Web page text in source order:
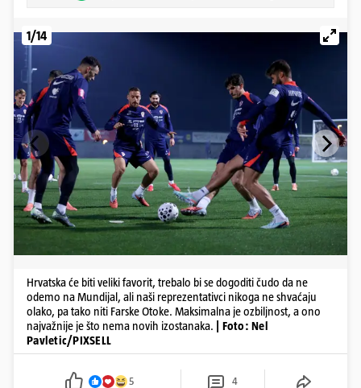
1/14
Hrvatska će biti veliki favorit, trebalo bi se dogoditi čudo da ne
odemo na Mundijal, ali naši reprezentativci nikoga ne shvaćaju
olako, pa tako niti Farske Otoke. Maksimalna je ozbiljnost, a ono
najvažnije je što nema novih izostanaka.
| Foto: Nel
Pavletic/PIXSELL
5 4